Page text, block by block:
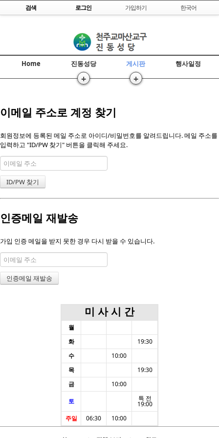
Skip to content
검색 로그인 가입하기 한국어
Home 진동성당
+
게시판
+
행사일정
이메일 주소로 계정 찾기
회원정보에 등록된 메일 주소로 아이디/비밀번호를 알려드립니다. 메일 주소를
입력하고 "ID/PW 찾기" 버튼을 클릭해 주세요.
인증메일 재발송
가입 인증 메일을 받지 못한 경우 다시 받을 수 있습니다.
미 사 시 간
월
화
19:30
수
10:00
목
19:30
금
10:00
토 특 전
19:00
주일
06:30 10:00